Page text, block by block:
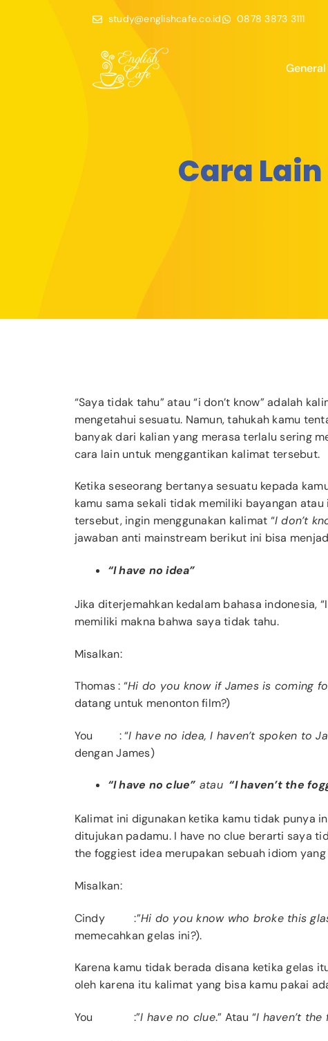
study@englishcafe.co.id 0878 3873 3111
Cara
“Saya tidak tahu” atau “i don’t know” adalah
mengetahui sesuatu. Namun, tahukah kamu
banyak dari kalian yang merasa terlalu sering
cara lain untuk menggantikan kalimat tersebut.
Ketika seseorang bertanya sesuatu kepada
kamu sama sekali tidak memiliki bayangan
tersebut, ingin menggunakan kalimat “I don’t
jawaban anti mainstream berikut ini bisa
“I have no idea”
Jika diterjemahkan kedalam bahasa indonesia,
memiliki makna bahwa saya tidak tahu.
Misalkan:
Thomas : “Hi do you know if James is coming
datang untuk menonton film?)
You : “I have no idea, I haven’t spoken to
dengan James)
“I have no clue” atau“I haven’t the
Kalimat ini digunakan ketika kamu tidak punya
ditujukan padamu. I have no clue berarti saya
the foggiest idea merupakan sebuah idiom
Misalkan:
Cindy :”Hi do you know who broke this
memecahkan gelas ini?).
Karena kamu tidak berada disana ketika gelas
oleh karena itu kalimat yang bisa kamu pakai
You :”I have no clue.” Atau “I haven’t